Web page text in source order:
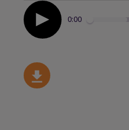
0:00